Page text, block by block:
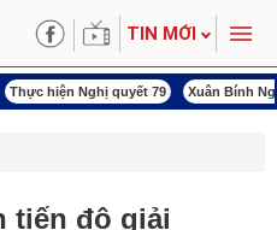
TIN MỚI
Thực hiện Nghị quyết 79 Xuân Bính
tiến độ giải